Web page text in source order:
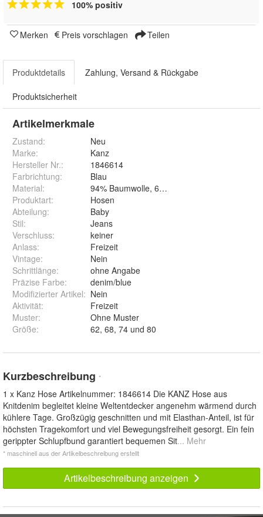
100% positiv
Merken Preis vorschlagen Teilen
Produktdetails Zahlung, Versand & Rückgabe
Produktsicherheit
Artikelmerkmale
Zustand:
Neu
Marke:
Kanz
Hersteller Nr.:
1846614
Farbrichtung:
Blau
Material:
94% Baumwolle, 6% Elasthan
Produktart:
Hosen
Abteilung:
Baby
Stil:
Jeans
Verschluss:
keiner
Anlass:
Freizeit
Vintage:
Nein
Schrittlänge:
ohne Angabe
Präzise Farbe:
denim/blue
Modifizierter Artikel: Nein
Aktivität:
Freizeit
Muster:
Ohne Muster
Größe: 62, 68, 74 und 80
Kurzbeschreibung *
1 x Kanz Hose Artikelnummer: 1846614 Die KANZ Hose aus
Knitdenim begleitet kleine Weltentdecker angenehm wärmend durch
kühlere Tage. Großzügig geschnitten und mit Elasthan-Anteil, ist für
höchsten Tragekomfort und viel Bewegungsfreiheit gesorgt. Ein fein
gerippter Schlupfbund garantiert bequemen Sit... Mehr
* maschinell aus der Artikelbeschreibung erstellt
Artikelbeschreibung anzeigen